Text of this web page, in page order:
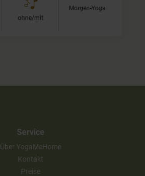
ohne/mit
Morgen-Yoga
Service
Über YogaMeHome
Kontakt
Preise